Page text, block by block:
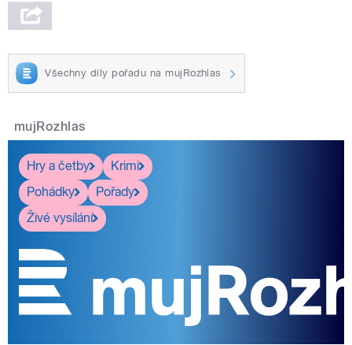
Všechny díly pořadu na mujRozhlas
mujRozhlas
Hry a četby
Krimi
Pohádky
Pořady
Živé vysílání